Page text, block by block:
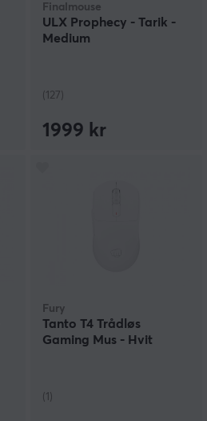
Finalmouse
ULX Prophecy - Tarik -
Medium
(127)
1999 kr
Fury
Tanto T4 Trådløs
Gaming Mus - Hvit
(1)